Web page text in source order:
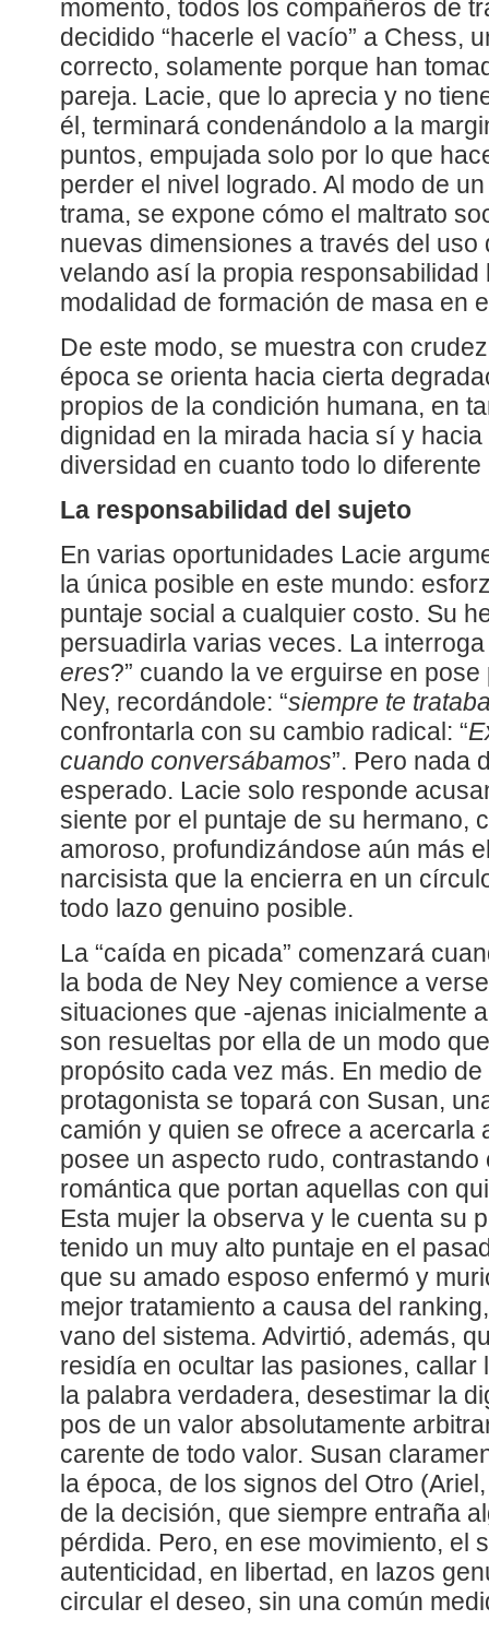
momento, todos los compañeros de
decidido “hacerle el vacío” a Chess,
correcto, solamente porque han
pareja. Lacie, que lo aprecia y no
él, terminará condenándolo a la
puntos, empujada solo por lo que
perder el nivel logrado. Al modo de
trama, se expone cómo el maltrato
nuevas dimensiones a través del uso
velando así la propia responsabilidad
modalidad de formación de masa en
De este modo, se muestra con
época se orienta hacia cierta
propios de la condición humana, en
dignidad en la mirada hacia sí y
diversidad en cuanto todo lo
La responsabilidad del sujeto
En varias oportunidades Lacie
la única posible en este mundo:
puntaje social a cualquier costo. Su
persuadirla varias veces. La
eres?” cuando la ve erguirse en
Ney, recordándole: “siempre te
confrontarla con su cambio radical: “
cuando conversábamos”. Pero nada
esperado. Lacie solo responde
siente por el puntaje de su hermano,
amoroso, profundizándose aún más
narcisista que la encierra en un
todo lazo genuino posible.
La “caída en picada” comenzará
la boda de Ney Ney comience a
situaciones que -ajenas inicialmente
son resueltas por ella de un modo
propósito cada vez más. En medio
protagonista se topará con Susan,
camión y quien se ofrece a acercarla
posee un aspecto rudo,
romántica que portan aquellas con
Esta mujer la observa y le cuenta su
tenido un muy alto puntaje en el
que su amado esposo enfermó y
mejor tratamiento a causa del
vano del sistema. Advirtió, además,
residía en ocultar las pasiones, callar
la palabra verdadera, desestimar la
pos de un valor absolutamente
carente de todo valor. Susan
la época, de los signos del Otro
de la decisión, que siempre entraña
pérdida. Pero, en ese movimiento, el
autenticidad, en libertad, en lazos
circular el deseo, sin una común